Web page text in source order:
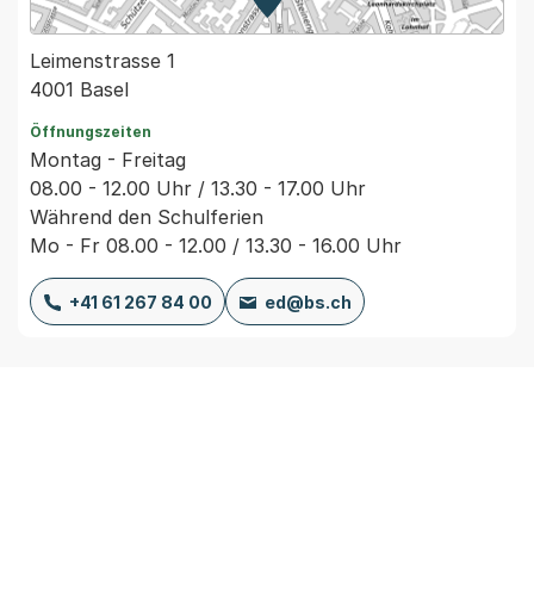
Zur Karte von MapBS.
Externer Link, wird in einem
Leimenstrasse 1
4001 Basel
Öffnungszeiten
Montag - Freitag
08.00 - 12.00 Uhr / 13.30 - 17.00 Uhr
Während den Schulferien
Mo - Fr 08.00 - 12.00 / 13.30 - 16.00 Uhr
+41 61 267 84 00 ed@bs.ch